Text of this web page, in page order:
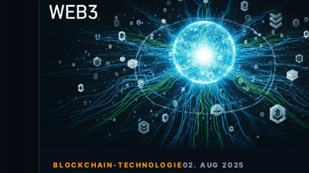
BLOCKCHAIN-TECHNOLOGIE02. AUG 2025